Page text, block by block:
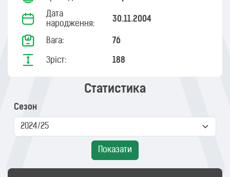
Дата
народження:
30.11.2004
Вага: 76
Зріст: 188
Статистика
Сезон
Показати